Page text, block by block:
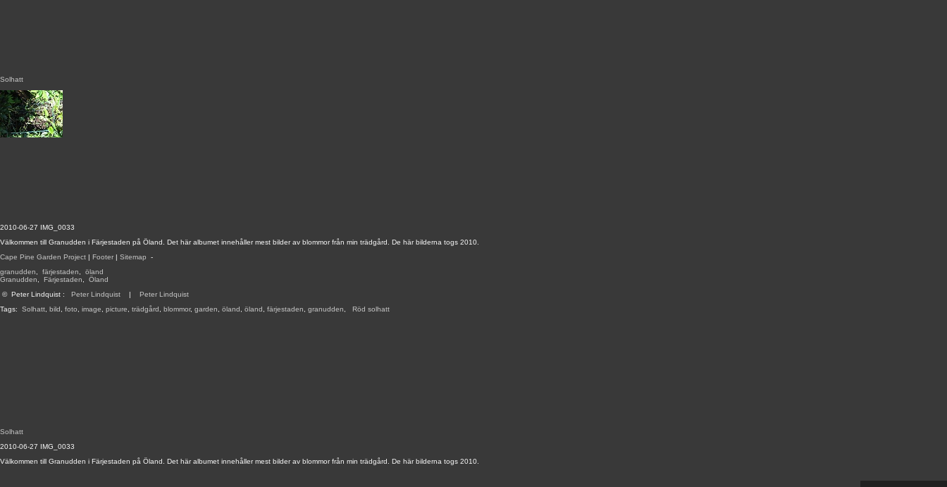
2010-06-27 IMG_0033
Välkommen till Granudden i Färjestaden på Öland. Det här albumet innehåller mest bilder av blommor från min trädgård. De här bilderna togs 2010.
Cape Pine Garden Project | Footer | Sitemap -
granudden
färjestaden
öland
Granudden
Färjestaden
Öland
© Peter Lindquist : Peter Lindquist | Peter Lindquist
Tags: Solhatt bild foto image picture trädgård blommor, garden öland öland färjestaden granudden Röd solhatt
Solhatt
Solhatt
2010-06-27 IMG_0033
Välkommen till Granudden i Färjestaden på Öland. Det här albumet innehåller mest bilder av blommor från min trädgård. De här bilderna togs 2010.